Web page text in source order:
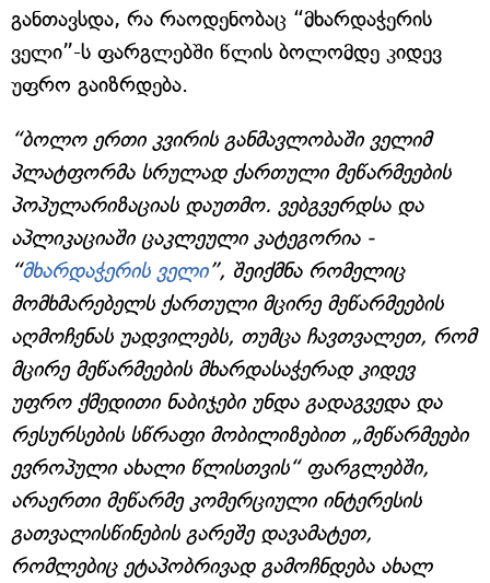
განთავსდა, რა რაოდენობაც “მხარდაჭერის
ველი”-ს ფარგლებში წლის ბოლომდე კიდევ
უფრო გაიზრდება.
“ბოლო ერთი კვირის განმავლობაში ველიმ
პლატფორმა სრულად ქართული მეწარმეების
პოპულარიზაციას დაუთმო. ვებგვერდსა და
აპლიკაციაში ცაკლეული კატეგორია -
“მხარდაჭერის ველი”, შეიქმნა რომელიც
მომხმარებელს ქართული მცირე მეწარმეების
აღმოჩენას უადვილებს, თუმცა ჩავთვალეთ, რომ
მცირე მეწარმეების მხარდასაჭერად კიდევ
უფრო ქმედითი ნაბიჯები უნდა გადაგვედა და
რესურსების სწრაფი მობილიზებით „მეწარმეები
ევროპული ახალი წლისთვის“ ფარგლებში,
არაერთი მეწარმე კომერციული ინტერესის
გათვალისწინების გარეშე დავამატეთ,
რომლებიც ეტაპობრივად გამოჩნდება ახალ